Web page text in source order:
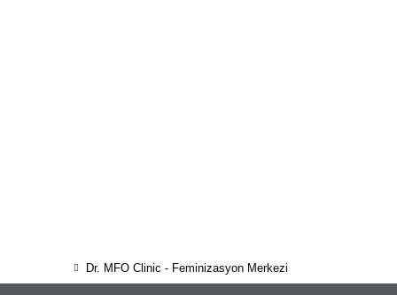
Dr. MFO Clinic - Feminizasyon Merkezi